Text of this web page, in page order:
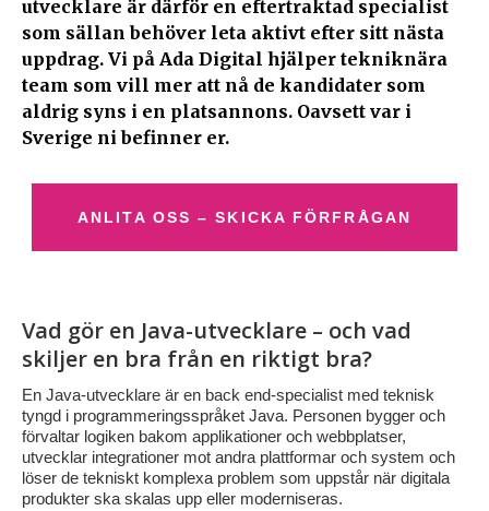
utvecklare är därför en eftertraktad specialist
som sällan behöver leta aktivt efter sitt nästa
uppdrag. Vi på Ada Digital hjälper tekniknära
team som vill mer att nå de kandidater som
aldrig syns i en platsannons. Oavsett var i
Sverige ni befinner er.
ANLITA OSS – SKICKA FÖRFRÅGAN
Vad gör en Java-utvecklare – och vad
skiljer en bra från en riktigt bra?
En Java-utvecklare är en back end-specialist med teknisk
tyngd i programmeringsspråket Java. Personen bygger och
förvaltar logiken bakom applikationer och webbplatser,
utvecklar integrationer mot andra plattformar och system och
löser de tekniskt komplexa problem som uppstår när digitala
produkter ska skalas upp eller moderniseras.